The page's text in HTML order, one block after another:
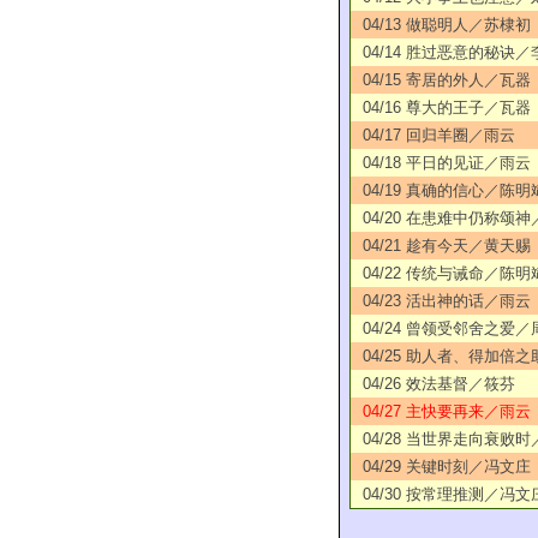
04/13 做聪明人／苏棣初
04/14 胜过恶意的秘诀／
04/15 寄居的外人／瓦器
04/16 尊大的王子／瓦器
04/17 回归羊圈／雨云
04/18 平日的见证／雨云
04/19 真确的信心／陈明
04/20 在患难中仍称颂神
04/21 趁有今天／黄天赐
04/22 传统与诫命／陈明
04/23 活出神的话／雨云
04/24 曾领受邻舍之爱／
04/25 助人者、得加倍之
04/26 效法基督／筱芬
04/27 主快要再来／雨云
04/28 当世界走向衰败时
04/29 关键时刻／冯文庄
04/30 按常理推测／冯文